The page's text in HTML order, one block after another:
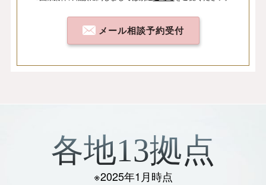
メール相談予約受付
各地13拠点
※2025年1月時点